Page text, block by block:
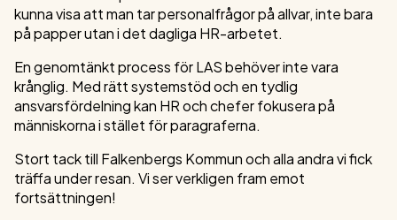
kunna visa att man tar personalfrågor på allvar, inte bara
på papper utan i det dagliga HR-arbetet.
En genomtänkt process för LAS behöver inte vara
krånglig. Med rätt systemstöd och en tydlig
ansvarsfördelning kan HR och chefer fokusera på
människorna i stället för paragraferna.
Stort tack till Falkenbergs Kommun och alla andra vi fick
träffa under resan. Vi ser verkligen fram emot
fortsättningen!